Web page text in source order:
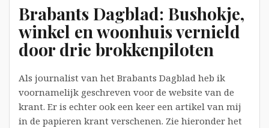
Brabants Dagblad: Bushokje,
winkel en woonhuis vernield
door drie brokkenpiloten
Als journalist van het Brabants Dagblad heb ik
voornamelijk geschreven voor de website van de
krant. Er is echter ook een keer een artikel van mij
in de papieren krant verschenen. Zie hieronder het